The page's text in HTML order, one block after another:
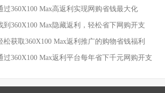
过360X100 Max高返利实现网购省钱最大化
到360X100 Max隐藏返利，轻松省下网购开支
松获取360X100 Max返利推广的购物省钱福利
过360X100 Max返利平台每年省下千元网购开支